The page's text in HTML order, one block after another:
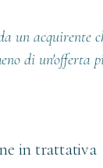
un acquirente
di un'offerta
in trattativa